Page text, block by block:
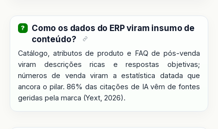
Como os dados do ERP viram insumo de
conteúdo?
Catálogo, atributos de produto e FAQ de pós-venda
viram descrições ricas e respostas objetivas;
números de venda viram a estatística datada que
ancora o pilar. 86% das citações de IA vêm de fontes
geridas pela marca (Yext, 2026).